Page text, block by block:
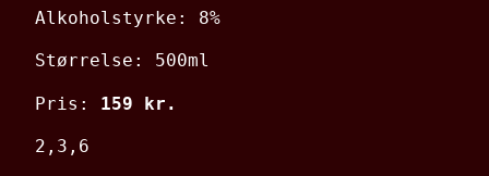
Alkoholstyrke: 8%
Størrelse: 500ml
Pris: 159 kr.
2,3,6